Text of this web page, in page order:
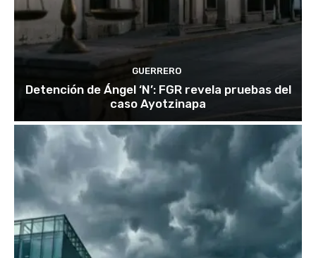
GUERRERO
Detención de Ángel ‘N’: FGR revela pruebas del
caso Ayotzinapa